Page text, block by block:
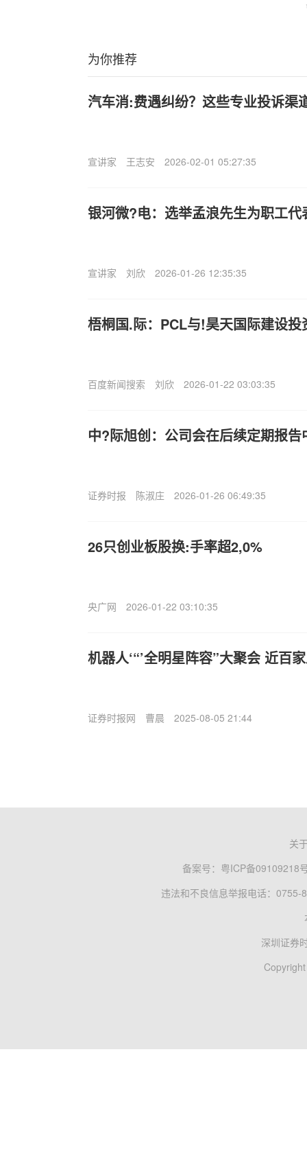
为你推荐
汽车消:费遇纠纷？这些专业投诉渠
宣讲家 王志安 2026-02-01 05:27:35
银河微?电：选举孟浪先生为职工代
宣讲家 刘欣 2026-01-26 12:35:35
梧桐国.际：PCL与!昊天国际建设
百度新闻搜索 刘欣 2026-01-22 03:03:35
中?际旭创：公司会在后续定期报
证券时报 陈淑庄 2026-01-26 06:49:35
26只创业板股换:手率超2,0%
央广网 2026-01-22 03:10:35
机器人‘“’全明星阵容”大聚会 近百
证券时报网 曹晨 2025-08-05 21:44
关
备案号： 粤ICP备09109218
违法和不良信息举报电话：0755-
深圳证券